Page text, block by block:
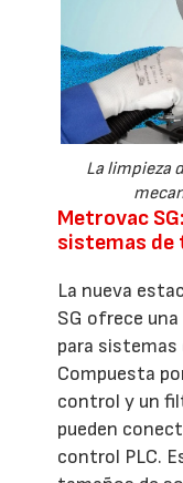
La limpieza
Metrovac
sistemas de
La nueva
SG ofrece
para
Compuesta
control y un
pueden
control PLC.